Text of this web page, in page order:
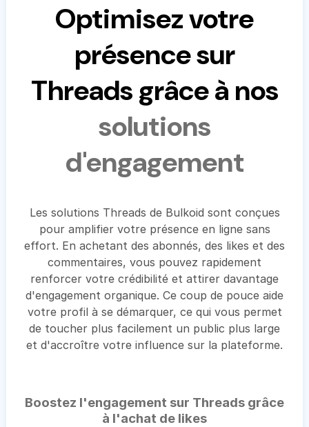
Optimisez votre
présence sur
Threads grâce à nos
solutions
d'engagement
Les solutions Threads de Bulkoid sont conçues
pour amplifier votre présence en ligne sans
effort. En achetant des abonnés, des likes et des
commentaires, vous pouvez rapidement
renforcer votre crédibilité et attirer davantage
d'engagement organique. Ce coup de pouce aide
votre profil à se démarquer, ce qui vous permet
de toucher plus facilement un public plus large
et d'accroître votre influence sur la plateforme.
Boostez l'engagement sur Threads grâce
à l'achat de likes